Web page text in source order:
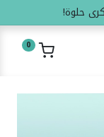
حلوة!
0